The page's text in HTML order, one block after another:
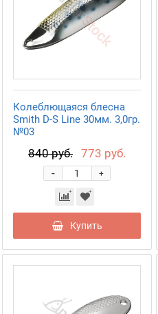
Колеблющаяся блесна
Smith D-S Line 30мм. 3,0гр.
№03
840 руб. 773 руб.
+
-
Купить